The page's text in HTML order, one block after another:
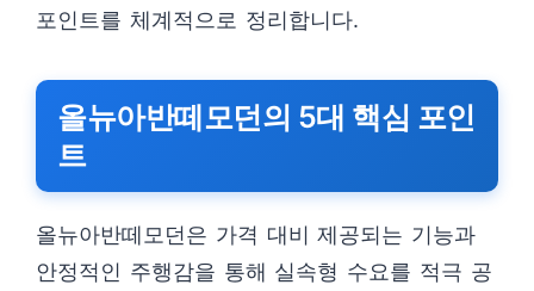
포인트를 체계적으로 정리합니다.
올뉴아반떼모던의 5대 핵심 포인
트
올뉴아반떼모던은 가격 대비 제공되는 기능과
안정적인 주행감을 통해 실속형 수요를 적극 공